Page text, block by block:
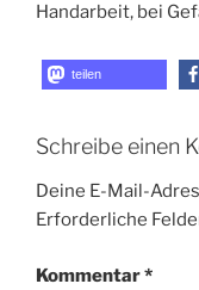
Handarbeit, bei
teilen
Schreibe einen
Deine E-Mail-
Erforderliche
Kommentar*